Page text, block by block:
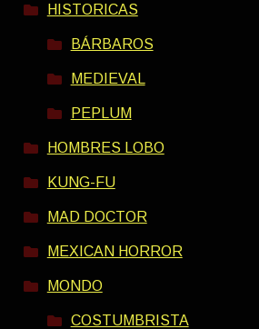
HISTORICAS
BÁRBAROS
MEDIEVAL
PEPLUM
HOMBRES LOBO
KUNG-FU
MAD DOCTOR
MEXICAN HORROR
MONDO
COSTUMBRISTA